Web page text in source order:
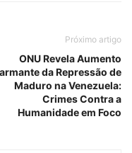
Próximo artigo
ONU Revela Aumento
da Repressão de
Maduro na Venezuela:
Crimes Contra a
Humanidade em Foco